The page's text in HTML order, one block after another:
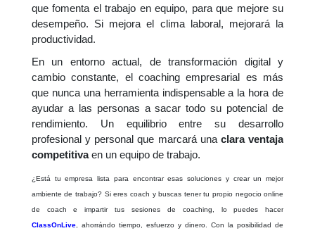
que fomenta el trabajo en equipo, para que mejore su
desempeño. Si mejora el clima laboral, mejorará la
productividad.
En un entorno actual, de transformación digital y
cambio constante, el coaching empresarial es más
que nunca una herramienta indispensable a la hora de
ayudar a las personas a sacar todo su potencial de
rendimiento. Un equilibrio entre su desarrollo
profesional y personal que marcará unaclara ventaja
competitivaen un equipo de trabajo.
¿Está tu empresa lista para encontrar esas soluciones y crear un mejor
ambiente de trabajo? Si eres coach y buscas tener tu propio negocio online
de coach e impartir tus sesiones de coaching, lo puedes hacer
ClassOnLive, ahorrándo tiempo, esfuerzo y dinero. Con la posibilidad de